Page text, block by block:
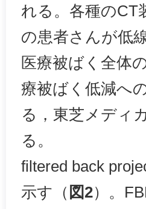
れる。各種のCT
の患者さんが低
医療被ばく全体
療被ばく低減へ
る，東芝メディ
る。
filtered back
示す（ 図2）。